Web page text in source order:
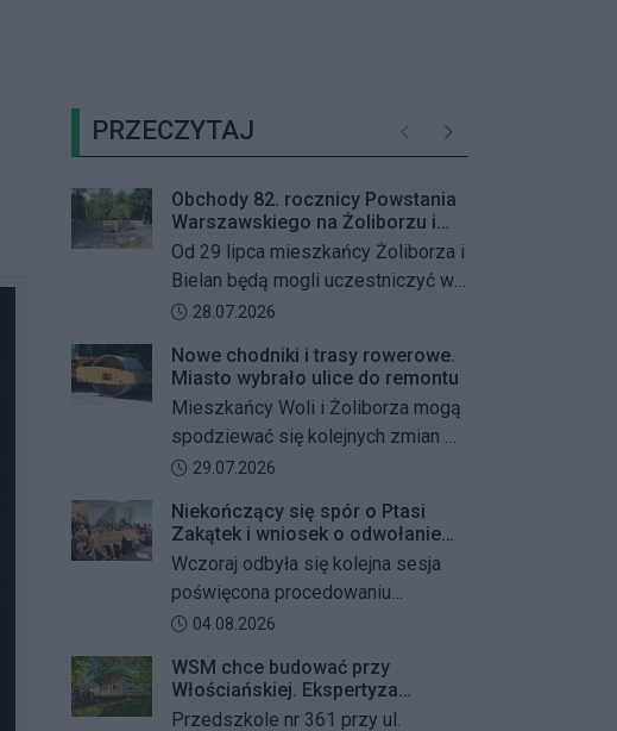
PRZECZYTAJ PoprzednieNastępne
Obchody 82. rocznicy Powstania
Warszawskiego na Żoliborzu i
Bielanach
Od 29 lipca mieszkańcy Żoliborza i
Bielan będą mogli uczestniczyć w
szeregu kolejnych wydarzeń
Powstania Warszawskiego oraz
żołnierzy Armii Krajowej Obwodu
„Żywiciel”. W programie znalazły
się akcje porządkowania miejsc
pamięci, uroczystości patriotyczne,
spotkania z powstańcami oraz
wspólne oddanie hołdu bohaterom
Data dodania artykułu:
28.07.2026
Nowe chodniki i trasy rowerowe.
Miasto wybrało ulice do remontu
Mieszkańcy Woli i Żoliborza mogą
spodziewać się kolejnych zmian w
miejskiej przestrzeni. Warszawa
dróg dla rowerów na kilku ważnych
ulicach obu dzielnic. Wykonawcy
mają zostać wybrani w przetargu, a
wszystkie prace mają zakończyć
się jeszcze w tym roku.
Data dodania artykułu:
29.07.2026
Niekończący się spór o Ptasi
Zakątek i wniosek o odwołanie
przewodniczącego Rady
Dzielnicy
Wczoraj odbyła się kolejna sesja
poświęcona procedowaniu
obywatelskiego projektu uchwały
zaniechania budowy zespołu
przedszkolno-żłobkowego przy ul.
Data dodania artykułu:
04.08.2026
WSM chce budować przy
Włościańskiej. Ekspertyza
wykazała problemy z gruntem
Przedszkole nr 361 przy ul.